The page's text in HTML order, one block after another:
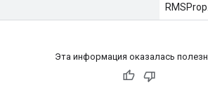
RMSProp.
Эта информация оказалась